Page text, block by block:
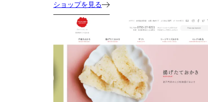
ショップを見る